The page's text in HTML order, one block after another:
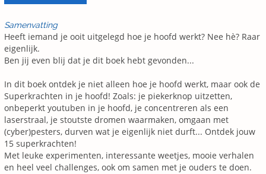
Samenvatting
Heeft iemand je ooit uitgelegd hoe je hoofd werkt? Nee hè? Raar
eigenlijk.
Ben jij even blij dat je dit boek hebt gevonden...
In dit boek ontdek je niet alleen hoe je hoofd werkt, maar ook de
Superkrachten in je hoofd! Zoals: je piekerknop uitzetten,
onbeperkt youtuben in je hoofd, je concentreren als een
laserstraal, je stoutste dromen waarmaken, omgaan met
(cyber)pesters, durven wat je eigenlijk niet durft... Ontdek jouw
15 superkrachten!
Met leuke experimenten, interessante weetjes, mooie verhalen
en heel veel challenges, ook om samen met je ouders te doen.